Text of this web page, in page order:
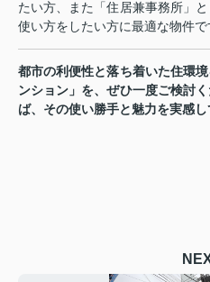
たい方、また「住居兼事務所」
使い方をしたい方に最適な物件で
都市の利便性と落ち着いた住環
ンション」を、ぜひ一度ご検討
ば、その使い勝手と魅力を実感し